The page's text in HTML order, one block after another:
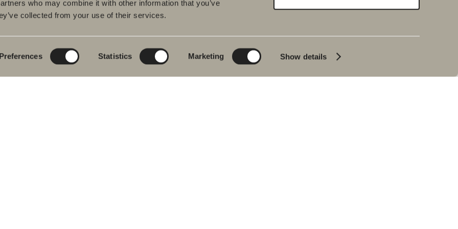
who may combine it with other information that you’ve
collected from your use of their services.
Preferences Statistics Marketing Show details
og
Serier
Poem Soft
Nyheder til
badeværelset
Vores møbelserier
Granitkeramik
Tegnerprogram
Dit digitale
Blueprint
Skab badeværelset
Planet
Product
People
Badeværelset
Blyantssort
Hjemme hos vores